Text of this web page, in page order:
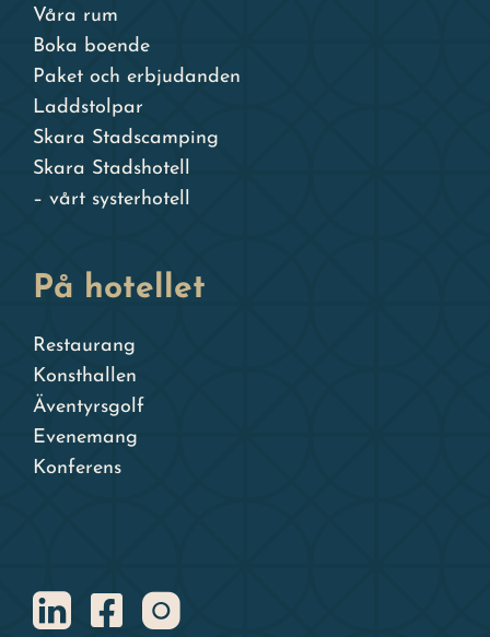
Våra rum
Boka boende
Paket och erbjudanden
Laddstolpar
Skara Stadscamping
Skara Stadshotell
– vårt systerhotell
På hotellet
Restaurang
Konsthallen
Äventyrsgolf
Evenemang
Konferens